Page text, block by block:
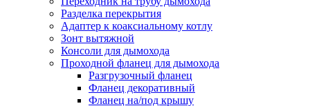
Разделка перекрытия
Адаптер к коаксиальному котлу
Зонт вытяжной
Консоли для дымохода
Проходной фланец для дымохода
Разгрузочный фланец
Фланец декоративный
Фланец на/под крышу